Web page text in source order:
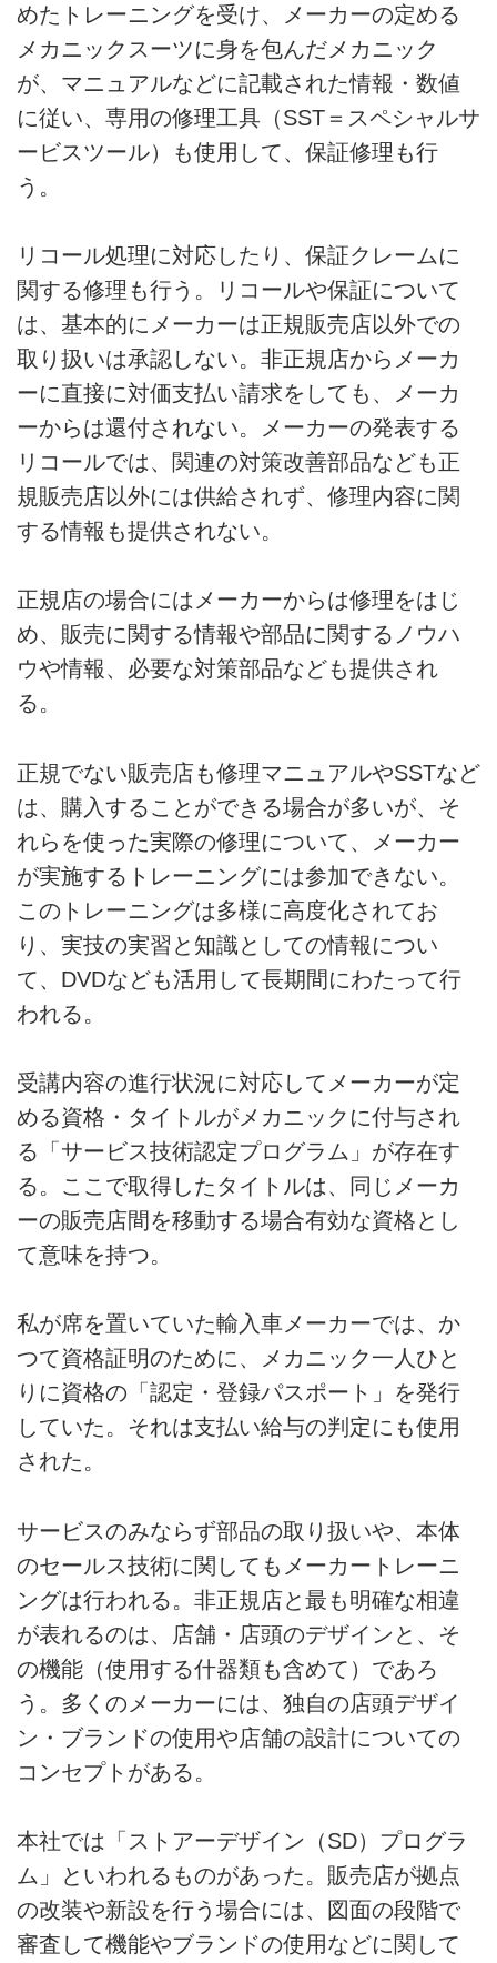
めたトレーニングを受け、メーカーの定める
メカニックスーツに身を包んだメカニック
が、マニュアルなどに記載された情報・数値
に従い、専用の修理工具（SST＝スペシャルサ
ービスツール）も使用して、保証修理も行
う。
リコール処理に対応したり、保証クレームに
関する修理も行う。リコールや保証について
は、基本的にメーカーは正規販売店以外での
取り扱いは承認しない。非正規店からメーカ
ーに直接に対価支払い請求をしても、メーカ
ーからは還付されない。メーカーの発表する
リコールでは、関連の対策改善部品なども正
規販売店以外には供給されず、修理内容に関
する情報も提供されない。
正規店の場合にはメーカーからは修理をはじ
め、販売に関する情報や部品に関するノウハ
ウや情報、必要な対策部品なども提供され
る。
正規でない販売店も修理マニュアルやSSTなど
は、購入することができる場合が多いが、そ
れらを使った実際の修理について、メーカー
が実施するトレーニングには参加できない。
このトレーニングは多様に高度化されてお
り、実技の実習と知識としての情報につい
て、DVDなども活用して長期間にわたって行
われる。
受講内容の進行状況に対応してメーカーが定
める資格・タイトルがメカニックに付与され
る「サービス技術認定プログラム」が存在す
る。ここで取得したタイトルは、同じメーカ
ーの販売店間を移動する場合有効な資格とし
て意味を持つ。
私が席を置いていた輸入車メーカーでは、か
つて資格証明のために、メカニック一人ひと
りに資格の「認定・登録パスポート」を発行
していた。それは支払い給与の判定にも使用
された。
サービスのみならず部品の取り扱いや、本体
のセールス技術に関してもメーカートレーニ
ングは行われる。非正規店と最も明確な相違
が表れるのは、店舗・店頭のデザインと、そ
の機能（使用する什器類も含めて）であろ
う。多くのメーカーには、独自の店頭デザイ
ン・ブランドの使用や店舗の設計についての
コンセプトがある。
本社では「ストアーデザイン（SD）プログラ
ム」といわれるものがあった。販売店が拠点
の改装や新設を行う場合には、図面の段階で
審査して機能やブランドの使用などに関して